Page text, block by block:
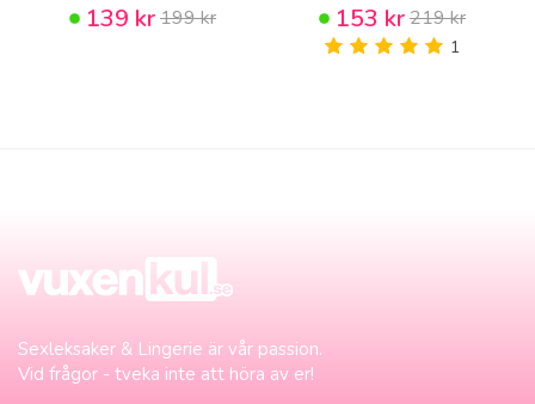
139 kr199 kr 153 kr219 kr
1
Sexleksaker & Lingerie är vår passion.
Vid frågor - tveka inte att höra av er!